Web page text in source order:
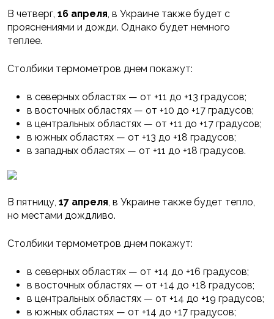
В четверг, 16 апреля, в Украине также будет с
прояснениями и дожди. Однако будет немного
теплее.
Столбики термометров днем покажут:
в северных областях — от +11 до +13 градусов;
в восточных областях — от +10 до +17 градусов;
в центральных областях — от +11 до +17 градусов;
в южных областях — от +13 до +18 градусов;
в западных областях — от +11 до +18 градусов.
В пятницу, 17 апреля, в Украине также будет тепло,
но местами дождливо.
Столбики термометров днем покажут:
в северных областях — от +14 до +16 градусов;
в восточных областях — от +14 до +18 градусов;
в центральных областях — от +14 до +19 градусов;
в южных областях — от +14 до +17 градусов;